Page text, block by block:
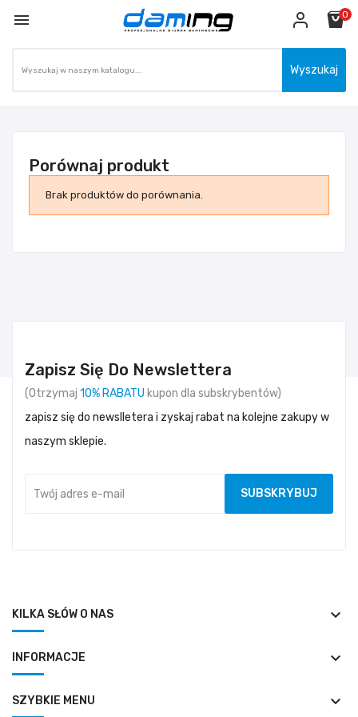
 0
Wyszukaj
Porównaj produkt
Brak produktów do porównania.
Zapisz Się Do Newslettera
(Otrzymaj 10% RABATU kupon dla subskrybentów)
zapisz się do newslletera i zyskaj rabat na kolejne zakupy w
naszym sklepie.
KILKA SŁÓW O NAS keyboard_arrow_down
INFORMACJE keyboard_arrow_down
SZYBKIE MENU keyboard_arrow_down